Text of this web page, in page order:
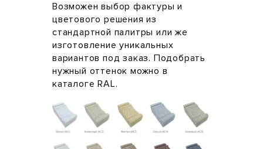
Возможен выбор фактуры и
цветового решения из
стандартной палитры или же
изготовление уникальных
вариантов под заказ. Подобрать
нужный оттенок можно в
каталоге RAL.